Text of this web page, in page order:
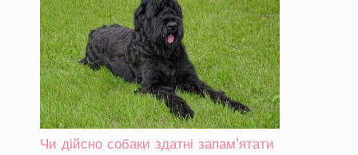
Чи дійсно собаки здатні запам’ятати